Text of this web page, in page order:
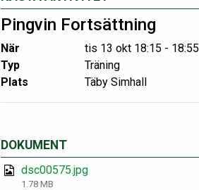
Pingvin Fortsättning
När
tis 13 okt 18:15 - 18:55
Typ
Träning
Plats
Täby Simhall
DOKUMENT
dsc00575.jpg
1.78 MB